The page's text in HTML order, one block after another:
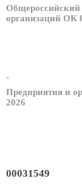
Общероссийский
организаций ОК
-
Предприятия и
2026
00031549